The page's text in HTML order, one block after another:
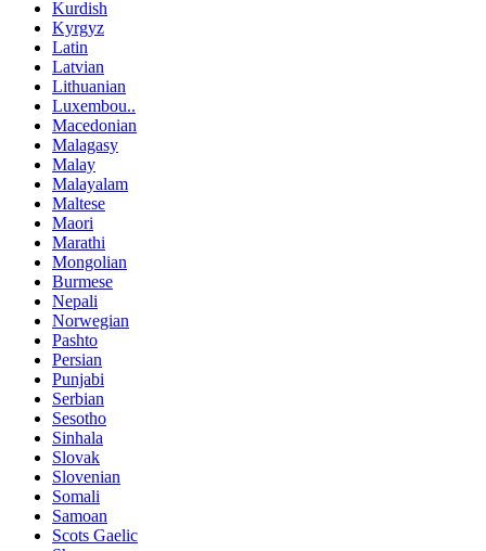
Kurdish
Kyrgyz
Latin
Latvian
Lithuanian
Luxembou..
Macedonian
Malagasy
Malay
Malayalam
Maltese
Maori
Marathi
Mongolian
Burmese
Nepali
Norwegian
Pashto
Persian
Punjabi
Serbian
Sesotho
Sinhala
Slovak
Slovenian
Somali
Samoan
Scots Gaelic